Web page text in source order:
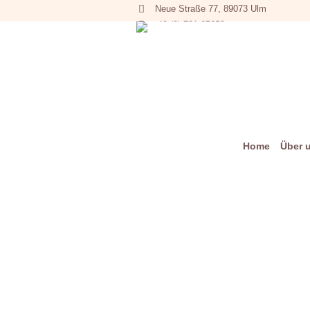
Neue Straße 77, 89073 Ulm
+49 (0) 731 65653
Home Über